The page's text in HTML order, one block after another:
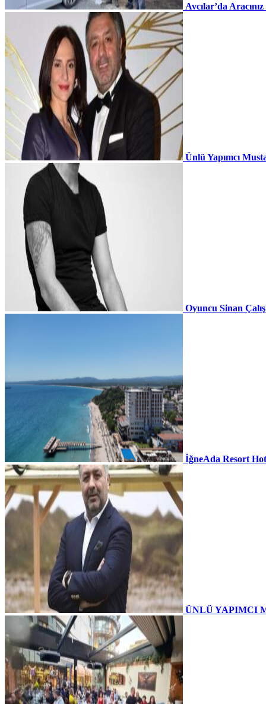
Avcılar’da
Ünlü Yapımcı
Oyuncu Sinan
İğneAda Resort
ÜNLÜ YAPIMCI